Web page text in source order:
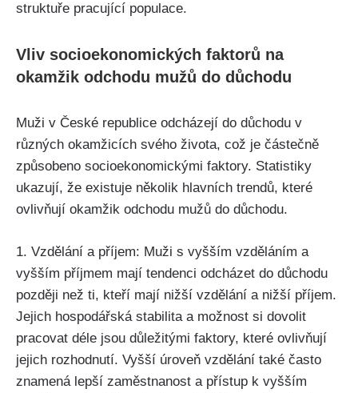
struktuře pracující populace.
Vliv socioekonomických faktorů na
okamžik odchodu mužů do důchodu
Muži v České republice odcházejí do důchodu v
různých okamžicích svého života, což je částečně
způsobeno socioekonomickými faktory. Statistiky
ukazují, že existuje několik hlavních trendů, které
ovlivňují okamžik odchodu mužů do důchodu.
1. Vzdělání a příjem: Muži s vyšším vzděláním a
vyšším příjmem mají tendenci odcházet do důchodu
později než ti, kteří mají nižší vzdělání a nižší příjem.
Jejich hospodářská stabilita a možnost si dovolit
pracovat déle jsou důležitými faktory, které ovlivňují
jejich rozhodnutí. Vyšší úroveň vzdělání také často
znamená lepší zaměstnanost a přístup k vyšším